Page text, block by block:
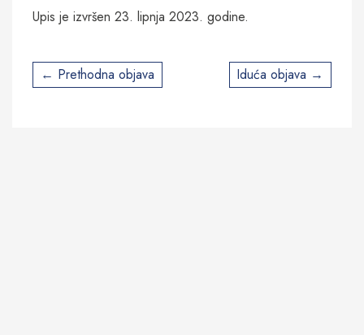
Upis je izvršen 23. lipnja 2023. godine.
Post
navigation
Prethodna objava Iduća objava